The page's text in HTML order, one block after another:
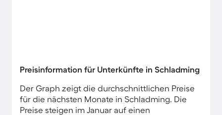
Preisinformation für Unterkünfte in Schladming
Der Graph zeigt die durchschnittlichen Preise
für die nächsten Monate in Schladming. Die
Preise steigen im Januar auf einen